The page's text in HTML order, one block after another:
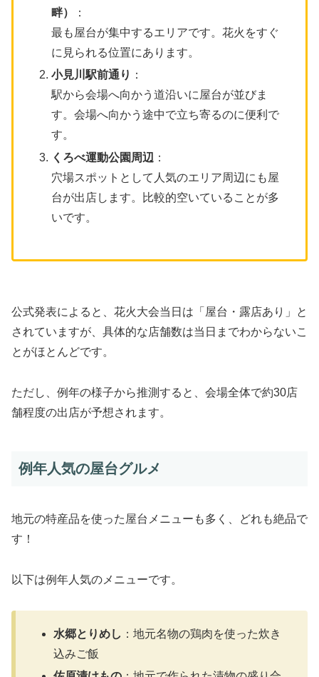
畔）
：
最も屋台が集中するエリアです。花火をすぐ
に見られる位置にあります。
小見川駅前通り ：
駅から会場へ向かう道沿いに屋台が並びま
す。会場へ向かう途中で立ち寄るのに便利で
す。
くろべ運動公園周辺 ：
穴場スポットとして人気のエリア周辺にも屋
台が出店します。比較的空いていることが多
いです。
公式発表によると、花火大会当日は「屋台・露店あり」と
されていますが、具体的な店舗数は当日までわからないこ
とがほとんどです。
ただし、例年の様子から推測すると、会場全体で約30店
舗程度の出店が予想されます。
例年人気の屋台グルメ
地元の特産品を使った屋台メニューも多く、どれも絶品で
す！
以下は例年人気のメニューです。
水郷とりめし ：地元名物の鶏肉を使った炊き
込みご飯